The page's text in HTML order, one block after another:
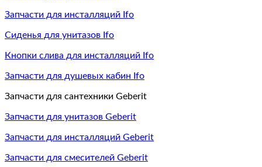
Запчасти для инсталляций Ifo
Сиденья для унитазов Ifo
Кнопки слива для инсталляций Ifo
Запчасти для душевых кабин Ifo
Запчасти для сантехники Geberit
Запчасти для унитазов Geberit
Запчасти для инсталляций Geberit
Запчасти для смесителей Geberit